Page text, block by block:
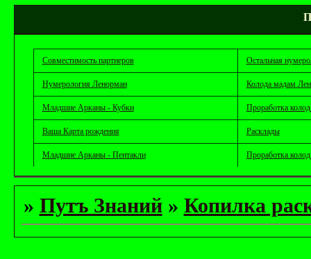
Совместимость партнеров Остальная
Нумерология Ленорман Колода мадам
Младшие Арканы - Кубки Проработка
Ваша Карта рождения Расклады
Младшие Арканы - Пентакли Проработка
» Путъ Знаний » Копилка